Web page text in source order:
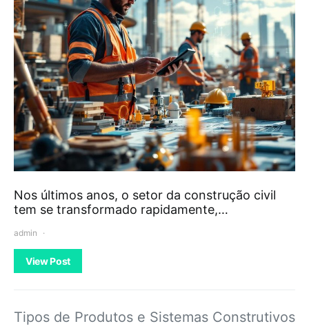
Nos últimos anos, o setor da construção civil
tem se transformado rapidamente,…
admin
View Post
Tipos de Produtos e Sistemas Construtivos